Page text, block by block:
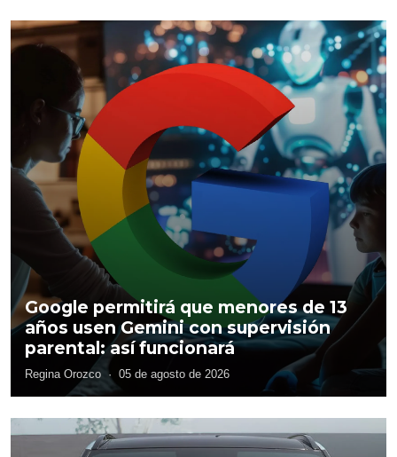
Google permitirá que menores de 13
años usen Gemini con supervisión
parental: así funcionará
Regina Orozco · 05 de agosto de 2026